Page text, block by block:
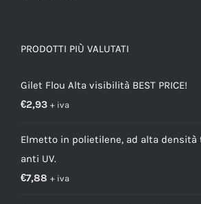
PRODOTTI PIÙ VALUTATI
Gilet Flou Alta visibilità BEST PRICE!
€2,93 + iva
Elmetto in polietilene, ad alta
anti UV.
€7,88 + iva